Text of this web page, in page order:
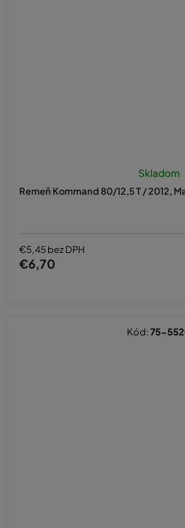
Remeň Kommand 80/12,5 T / 2012,
Skladom
€5,45 bez DPH
€6,70
Kód:75-